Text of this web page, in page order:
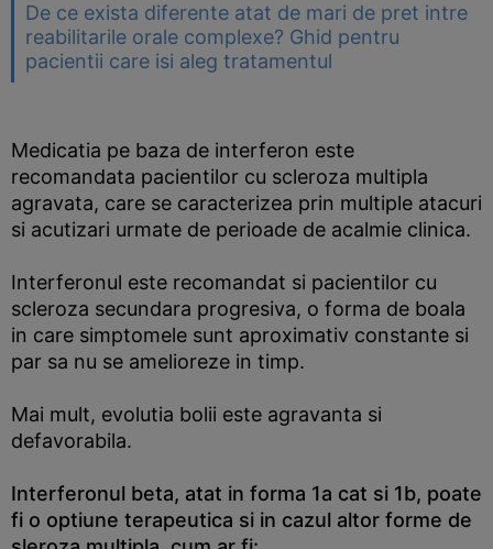
De ce exista diferente atat de mari de pret intre
reabilitarile orale complexe? Ghid pentru
pacientii care isi aleg tratamentul
Medicatia pe baza de interferon este
recomandata pacientilor cu scleroza multipla
agravata, care se caracterizea prin multiple atacuri
si acutizari urmate de perioade de acalmie clinica.
Interferonul este recomandat si pacientilor cu
scleroza secundara progresiva, o forma de boala
in care simptomele sunt aproximativ constante si
par sa nu se amelioreze in timp.
Mai mult, evolutia bolii este agravanta si
defavorabila.
Interferonul beta, atat in forma 1a cat si 1b, poate
fi o optiune terapeutica si in cazul altor forme de